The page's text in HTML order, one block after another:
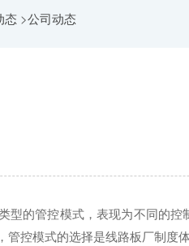
态>公司动态
型的管控模式，表现为不同的
管控模式的选择是线路板厂制度